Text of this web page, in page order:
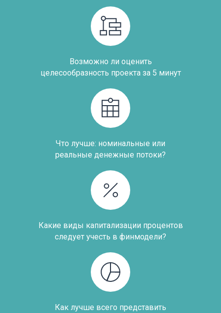
Возможно ли оценить
целесообразность проекта за 5 минут
Что лучше: номинальные или
реальные денежные потоки?
Какие виды капитализации процентов
следует учесть в финмодели?
Как лучше всего представить